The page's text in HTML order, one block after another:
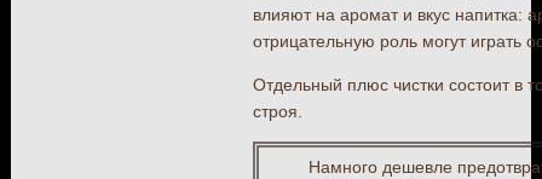
влияют на аромат и вкус напитка:
отрицательную роль могут играть
Отдельный плюс чистки состоит в
строя.
Намного дешевле